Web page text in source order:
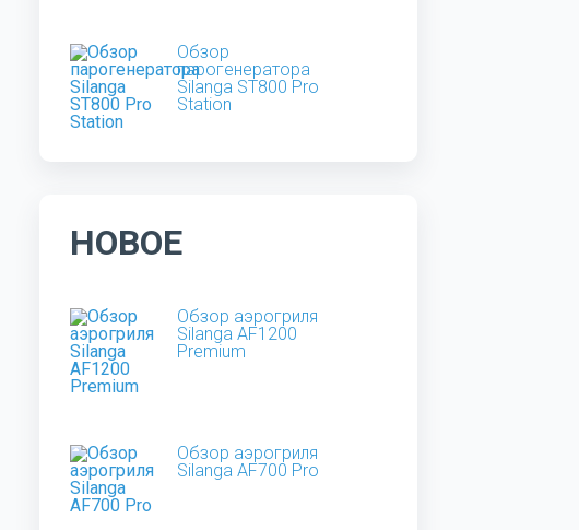
Обзор
парогенератора
Silanga ST800 Pro
Station
НОВОЕ
Обзор аэрогриля
Silanga AF1200
Premium
Обзор аэрогриля
Silanga AF700 Pro